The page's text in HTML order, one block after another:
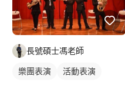
長號碩士馮老師
樂團表演 活動表演